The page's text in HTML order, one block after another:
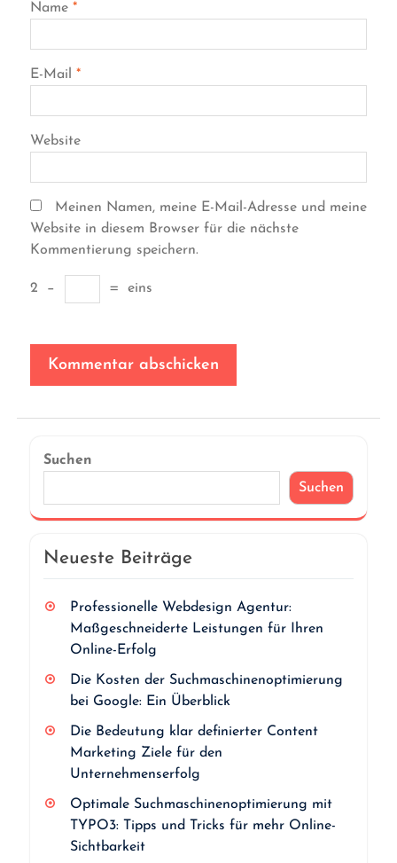
Name *
E-Mail *
Website
Meinen Namen, meine E-Mail-Adresse und meine
Website in diesem Browser für die nächste
Kommentierung speichern.
2 − = eins
Suchen
Suchen
Neueste Beiträge
Professionelle Webdesign Agentur:
Maßgeschneiderte Leistungen für Ihren
Online-Erfolg
Die Kosten der Suchmaschinenoptimierung
bei Google: Ein Überblick
Die Bedeutung klar definierter Content
Marketing Ziele für den
Unternehmenserfolg
Optimale Suchmaschinenoptimierung mit
TYPO3: Tipps und Tricks für mehr Online-
Sichtbarkeit